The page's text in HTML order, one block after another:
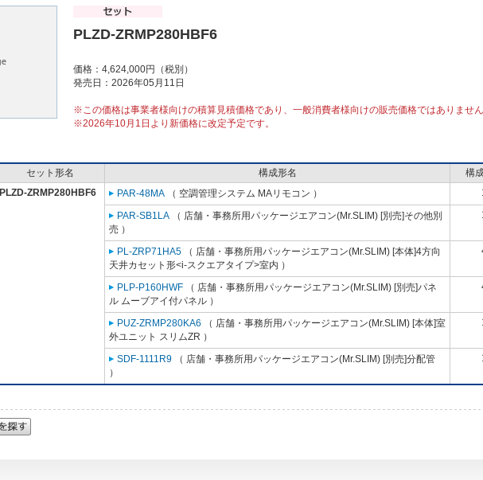
PLZD-ZRMP280HBF6
価格：4,624,000円（税別）
発売日：2026年05月11日
※この価格は事業者様向けの積算見積価格であり、一般消費者様向けの販売価格ではありませ
※2026年10月1日より新価格に改定予定です。
セット形名 構成形名
構
PLZD-ZRMP280HBF6
PAR-48MA （ 空調管理システム MAリモコン ）
PAR-SB1LA （ 店舗・事務所用パッケージエアコン(Mr.SLIM) [別売]その他別
売 ）
PL-ZRP71HA5 （ 店舗・事務所用パッケージエアコン(Mr.SLIM) [本体]4方向
天井カセット形<i-スクエアタイプ>室内 ）
PLP-P160HWF （ 店舗・事務所用パッケージエアコン(Mr.SLIM) [別売]パネ
ル ムーブアイ付パネル ）
PUZ-ZRMP280KA6 （ 店舗・事務所用パッケージエアコン(Mr.SLIM) [本体]室
外ユニット スリムZR ）
SDF-1111R9 （ 店舗・事務所用パッケージエアコン(Mr.SLIM) [別売]分配管
）